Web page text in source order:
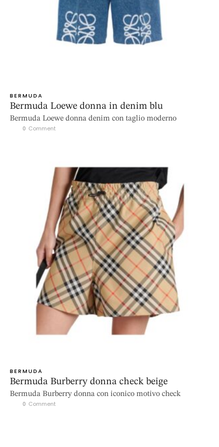
BERMUDA
Bermuda Loewe donna in denim blu
Bermuda Loewe donna denim con taglio moderno
0 Comment
BERMUDA
Bermuda Burberry donna check beige
Bermuda Burberry donna con iconico motivo check
0 Comment